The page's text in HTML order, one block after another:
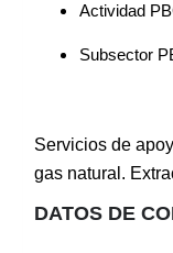
Actividad
Subsector
Servicios de
gas natural.
DATOS DE